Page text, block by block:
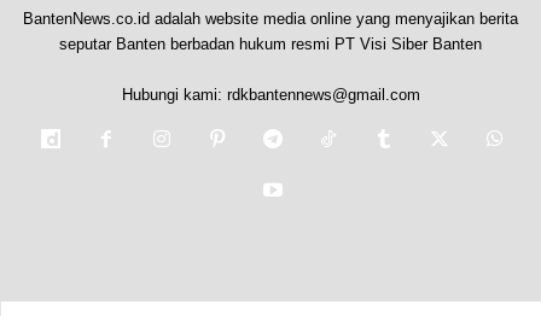
BantenNews.co.id adalah website media online yang menyajikan berita
seputar Banten berbadan hukum resmi PT Visi Siber Banten
Hubungi kami: rdkbantennews@gmail.com